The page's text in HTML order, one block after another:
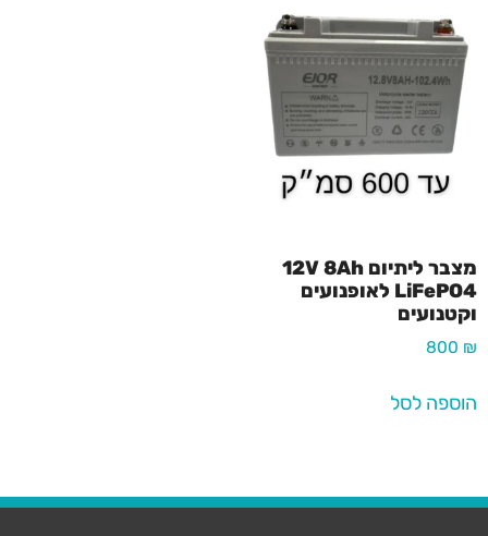
מצבר ליתיום 12V 8Ah
LiFePO4 לאופנועים
וקטנועים
800 ₪
הוספה לסל